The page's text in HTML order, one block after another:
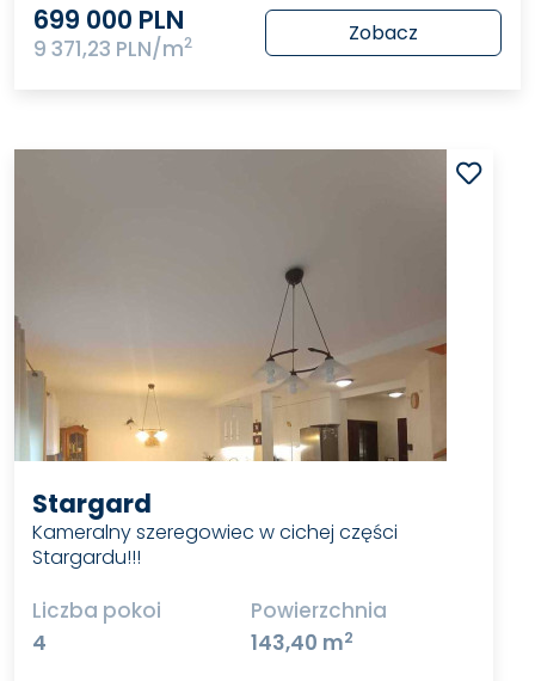
699 000 PLN
9 371,23 PLN/m2 Zobacz
Stargard
Kameralny szeregowiec w cichej części
Stargardu!!!
Liczba pokoi
4
Powierzchnia
143,40 m2